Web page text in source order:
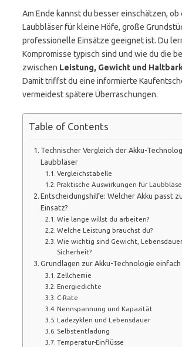
Am Ende kannst du besser einschätzen, ob
Laubbläser für kleine Höfe, große
professionelle Einsätze geeignet ist. Du
Kompromisse typisch sind und wie du die
zwischen Leistung, Gewicht und
Damit triffst du eine informierte
vermeidest spätere Überraschungen.
Table of Contents
Technischer Vergleich der Akku-
Laubbläser
Vergleichstabelle
Praktische Auswirkungen für
Entscheidungshilfe: Welcher Akku passt
Einsatz?
Wie lange willst du arbeiten?
Welche Leistung brauchst du?
Wie wichtig sind Gewicht,
Sicherheit?
Grundlagen zur Akku-Technologie
Zellchemie
Energiedichte
C-Rate
Nennspannung und Kapazität
Ladezyklen und Lebensdauer
Selbstentladung
Temperatur-Einflüsse